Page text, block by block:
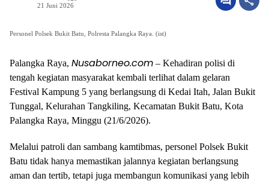
21 Juni 2026
Personel Polsek Bukit Batu, Polresta Palangka Raya. (ist)
Palangka Raya, Nusaborneo.com – Kehadiran polisi di
tengah kegiatan masyarakat kembali terlihat dalam gelaran
Festival Kampung 5 yang berlangsung di Kedai Itah, Jalan Bukit
Tunggal, Kelurahan Tangkiling, Kecamatan Bukit Batu, Kota
Palangka Raya, Minggu (21/6/2026).
Melalui patroli dan sambang kamtibmas, personel Polsek Bukit
Batu tidak hanya memastikan jalannya kegiatan berlangsung
aman dan tertib, tetapi juga membangun komunikasi yang lebih